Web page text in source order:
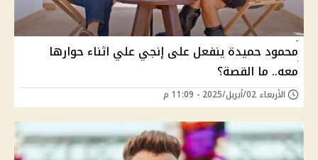
محمود حميدة ينفعل على إنجي علي اثناء حوارها
معه.. ما القصة؟
الأربعاء 02/أبريل/2025 - 11:09 م